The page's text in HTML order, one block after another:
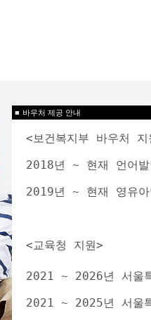
■ 바우처 제공 안내
<보건복지부 바우처 지
2018년 ~ 현재 언어발
2019년 ~ 현재 영유아
<교육청 지원>
2021 ~ 2026년 서울
2021 ~ 2025년 서울